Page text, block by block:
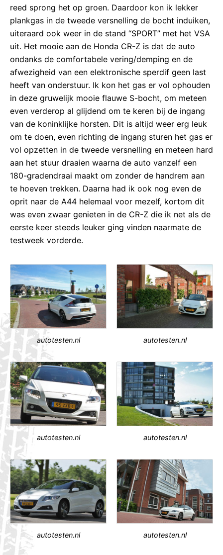
reed sprong het op groen. Daardoor kon ik lekker
plankgas in de tweede versnelling de bocht induiken,
uiteraard ook weer in de stand “SPORT” met het VSA
uit. Het mooie aan de Honda CR-Z is dat de auto
ondanks de comfortabele vering/demping en de
afwezigheid van een elektronische sperdif geen last
heeft van onderstuur. Ik kon het gas er vol ophouden
in deze gruwelijk mooie flauwe S-bocht, om meteen
even verderop al glijdend om te keren bij de ingang
van de koninklijke horsten. Dit is altijd weer erg leuk
om te doen, even richting de ingang sturen het gas er
vol opzetten in de tweede versnelling en meteen hard
aan het stuur draaien waarna de auto vanzelf een
180-gradendraai maakt om zonder de handrem aan
te hoeven trekken. Daarna had ik ook nog even de
oprit naar de A44 helemaal voor mezelf, kortom dit
was even zwaar genieten in de CR-Z die ik net als de
eerste keer steeds leuker ging vinden naarmate de
testweek vorderde.
autotesten.nl autotesten.nl
autotesten.nl autotesten.nl
autotesten.nl autotesten.nl